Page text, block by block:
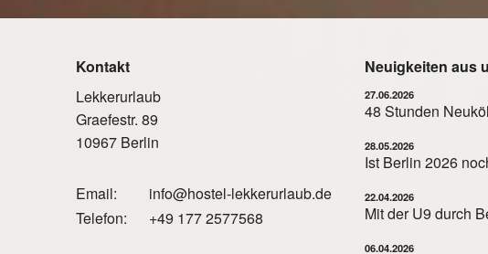
Kontakt
Lekkerurlaub
Graefestr. 89
10967 Berlin
Email:
info@hostel-lekkerurlaub.de
Telefon:
+49 177 2577568
Neuigkeiten aus
27.06.2026
48 Stunden
28.05.2026
Ist Berlin 2026
22.04.2026
Mit der U9 durch
06.04.2026